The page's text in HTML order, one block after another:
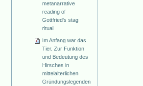
metanarrative
reading of
Gottfried's stag
ritual
Im Anfang war das
Tier. Zur Funktion
und Bedeutung des
Hirsches in
mittelalterlichen
Gründungslegenden